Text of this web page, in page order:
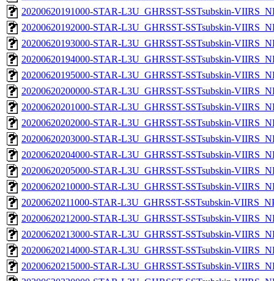
20200620191000-STAR-L3U_GHRSST-SSTsubskin-
20200620192000-STAR-L3U_GHRSST-SSTsubskin-
20200620193000-STAR-L3U_GHRSST-SSTsubskin-
20200620194000-STAR-L3U_GHRSST-SSTsubskin-
20200620195000-STAR-L3U_GHRSST-SSTsubskin-
20200620200000-STAR-L3U_GHRSST-SSTsubskin-
20200620201000-STAR-L3U_GHRSST-SSTsubskin-
20200620202000-STAR-L3U_GHRSST-SSTsubskin-
20200620203000-STAR-L3U_GHRSST-SSTsubskin-
20200620204000-STAR-L3U_GHRSST-SSTsubskin-
20200620205000-STAR-L3U_GHRSST-SSTsubskin-
20200620210000-STAR-L3U_GHRSST-SSTsubskin-
20200620211000-STAR-L3U_GHRSST-SSTsubskin-
20200620212000-STAR-L3U_GHRSST-SSTsubskin-
20200620213000-STAR-L3U_GHRSST-SSTsubskin-
20200620214000-STAR-L3U_GHRSST-SSTsubskin-
20200620215000-STAR-L3U_GHRSST-SSTsubskin-